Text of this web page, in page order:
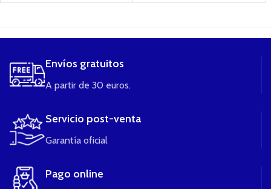
Envíos gratuitos
A partir de 30 euros.
Servicio post-venta
Garantía oficial
Pago online